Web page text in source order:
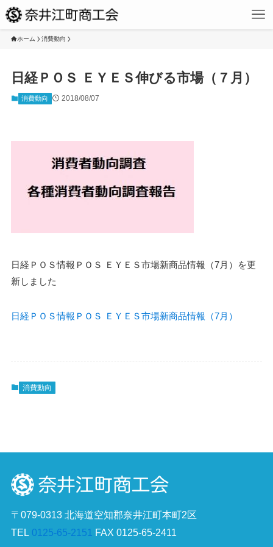
ホーム 消費動向
日経ＰＯＳ ＥＹＥＳ伸びる市場（７月）
消費動向 2018/08/07
日経ＰＯＳ情報ＰＯＳ ＥＹＥＳ市場新商品情報（7月）を更
新しました
日経ＰＯＳ情報ＰＯＳ ＥＹＥＳ市場新商品情報（7月）
消費動向
〒079-0313 北海道空知郡奈井江町本町2区
TEL 0125-65-2151 FAX 0125-65-2411